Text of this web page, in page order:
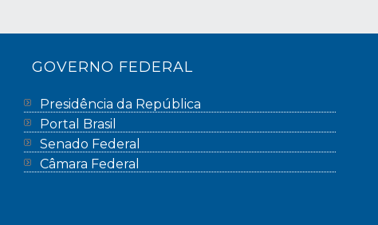
GOVERNO FEDERAL
Presidência da República
Portal Brasil
Senado Federal
Câmara Federal